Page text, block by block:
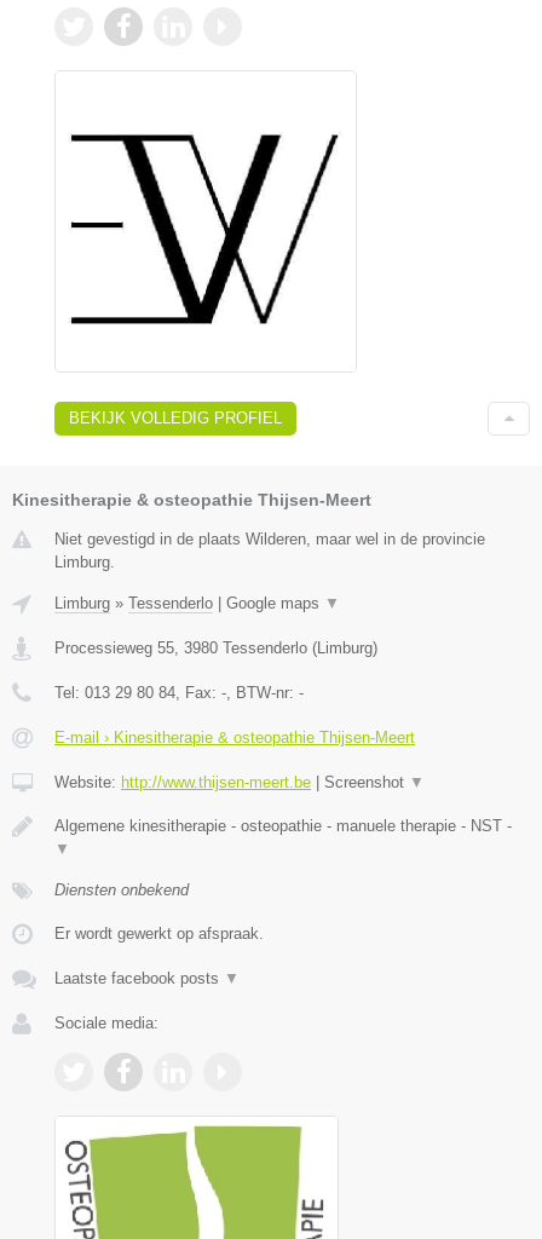
BEKIJK VOLLEDIG PROFIEL
Kinesitherapie & osteopathie Thijsen-Meert
Niet gevestigd in de plaats Wilderen, maar wel in de provincie
Limburg.
Limburg » Tessenderlo Google maps ▼
Processieweg 55 3980 Tessenderlo ( Limburg)
Tel: 013 29 80 84 , Fax: - , BTW-nr: -
E-mail › Kinesitherapie & osteopathie Thijsen-Meert
Website: http://www.thijsen-meert.be Screenshot ▼
Algemene kinesitherapie - osteopathie - manuele therapie - NST -
▼
Diensten onbekend
Er wordt gewerkt op afspraak.
Laatste facebook posts ▼
Sociale media: